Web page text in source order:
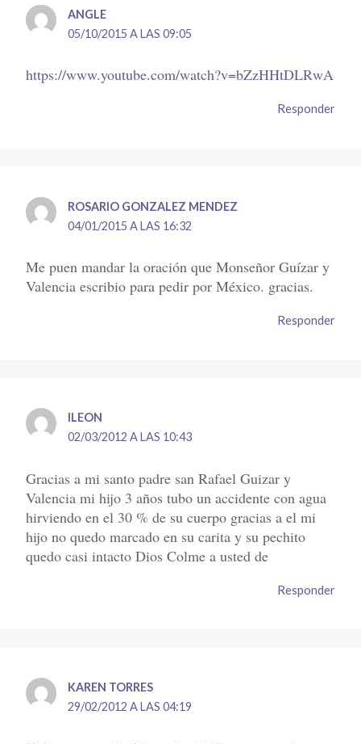
ANGLE
05/10/2015 A LAS 09:05
https://www.youtube.com/watch?v=bZzHHtDLRwA
Responder
ROSARIO GONZALEZ MENDEZ
04/01/2015 A LAS 16:32
Me puen mandar la oración que Monseñor Guízar y
Valencia escribio para pedir por México. gracias.
Responder
ILEON
02/03/2012 A LAS 10:43
Gracias a mi santo padre san Rafael Guizar y
Valencia mi hijo 3 años tubo un accidente con agua
hirviendo en el 30 % de su cuerpo gracias a el mi
hijo no quedo marcado en su carita y su pechito
quedo casi intacto Dios Colme a usted de
Responder
KAREN TORRES
29/02/2012 A LAS 04:19